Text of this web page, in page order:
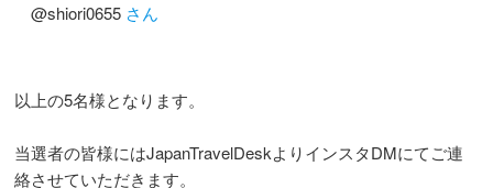
@shiori0655 さん
以上の5名様となります。
当選者の皆様にはJapanTravelDeskよりインスタDMにてご連
絡させていただきます。